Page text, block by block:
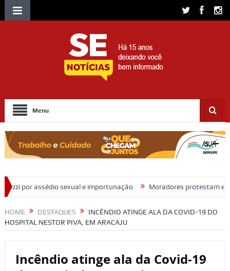
Menu
e importunação Moradores protestam e cobram regularização
HOME DESTAQUES
INCÊNDIO ATINGE ALA DA COVID-19 DO
HOSPITAL NESTOR PIVA, EM ARACAJU
Incêndio atinge ala da Covid-19